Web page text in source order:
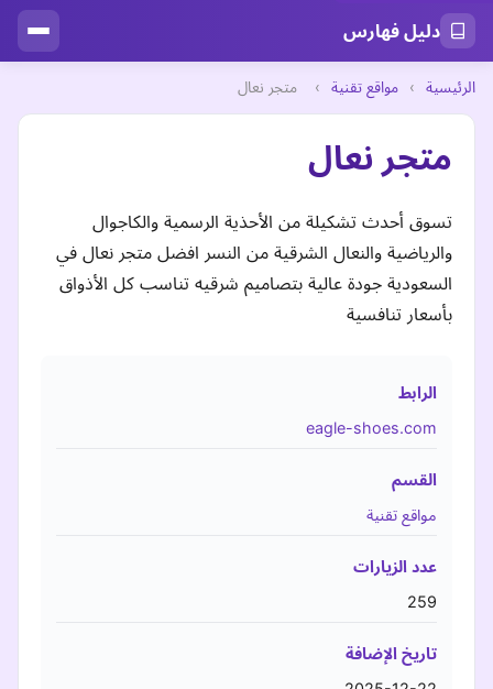
دليل فهارس
الرئيسية › مواقع تقنية › متجر نعال
متجر نعال
تسوق أحدث تشكيلة من الأحذية الرسمية والكاجوال
والرياضية والنعال الشرقية من النسر افضل متجر نعال في
السعودية جودة عالية بتصاميم شرقيه تناسب كل الأذواق
بأسعار تنافسية
الرابط
eagle-shoes.com
القسم
مواقع تقنية
عدد الزيارات
259
تاريخ الإضافة